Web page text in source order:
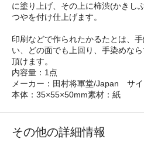
に塗り上げ、その上に柿渋(かきし
つやを付け仕上げます。
印刷などで作られたかるたとは、
い、どの面でも上回り、手染めな
頂けます。
内容量：1点
メーカー：田村将軍堂/Japan サ
本体：35×55×50mm素材：紙
その他の詳細情報